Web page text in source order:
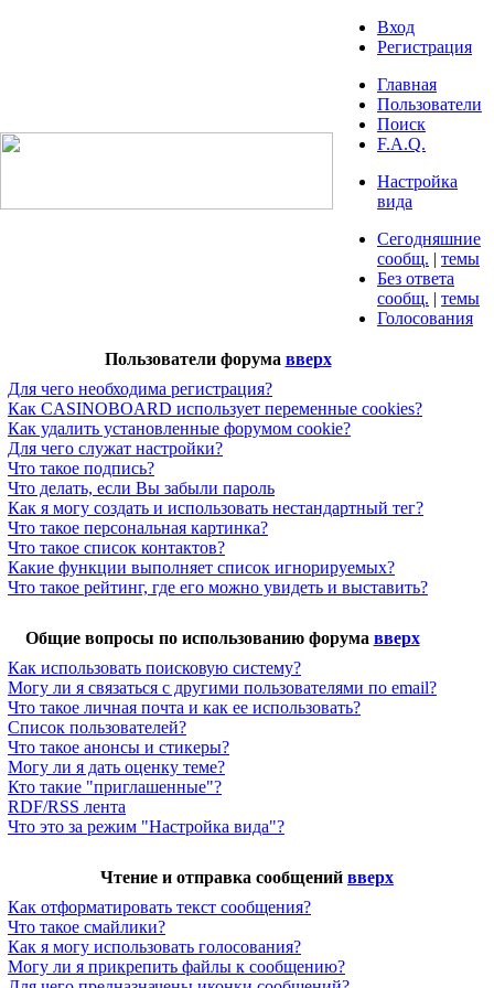
Вход
Регистрация
Главная
Пользователи
Поиск
F.A.Q.
Настройка
вида
Сегодняшние
сообщ. | темы
Без ответа
сообщ. | темы
Голосования
Пользователи форума вверх
Для чего необходима регистрация?
Как CASINOBOARD использует переменные cookies?
Как удалить установленные форумом cookie?
Для чего служат настройки?
Что такое подпись?
Что делать, если Вы забыли пароль
Как я могу создать и использовать нестандартный тег?
Что такое персональная картинка?
Что такое список контактов?
Какие функции выполняет список игнорируемых?
Что такое рейтинг, где его можно увидеть и выставить?
Общие вопросы по использованию форума вверх
Как использовать поисковую систему?
Могу ли я связаться с другими пользователями по email?
Что такое личная почта и как ее использовать?
Список пользователей?
Что такое анонсы и стикеры?
Могу ли я дать оценку теме?
Кто такие "приглашенные"?
RDF/RSS лента
Что это за режим "Настройка вида"?
Чтение и отправка сообщений вверх
Как отформатировать текст сообщения?
Что такое смайлики?
Как я могу использовать голосования?
Могу ли я прикрепить файлы к сообщению?